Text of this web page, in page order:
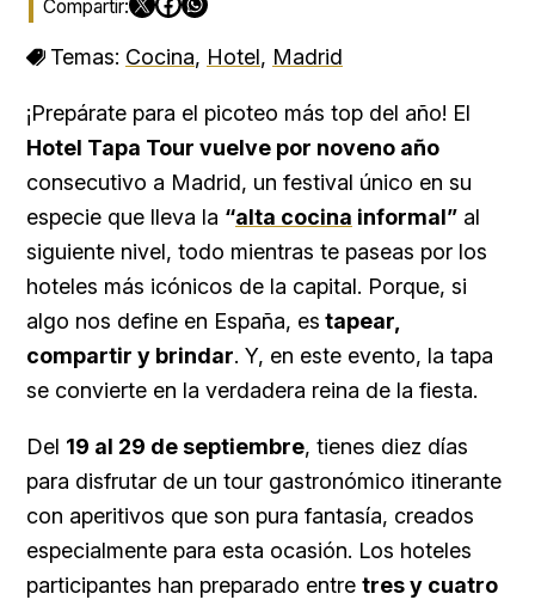
Temas: Cocina, Hotel, Madrid
¡Prepárate para el picoteo más top del año! El
Hotel Tapa Tour vuelve por noveno año
consecutivo a Madrid, un festival único en su
especie que lleva la “alta cocina informal” al
siguiente nivel, todo mientras te paseas por los
hoteles más icónicos de la capital. Porque, si
algo nos define en España, es tapear,
compartir y brindar. Y, en este evento, la tapa
se convierte en la verdadera reina de la fiesta.
Del 19 al 29 de septiembre, tienes diez días
para disfrutar de un tour gastronómico itinerante
con aperitivos que son pura fantasía, creados
especialmente para esta ocasión. Los hoteles
participantes han preparado entre tres y cuatro